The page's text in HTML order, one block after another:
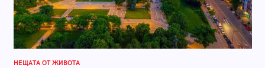
НЕЩАТА ОТ ЖИВОТА